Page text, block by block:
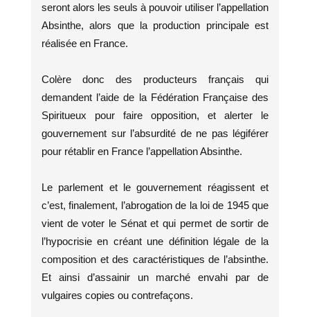
seront alors les seuls à pouvoir utiliser l’appellation
Absinthe, alors que la production principale est
réalisée en France.
Colère donc des producteurs français qui
demandent l’aide de la Fédération Française des
Spiritueux pour faire opposition, et alerter le
gouvernement sur l’absurdité de ne pas légiférer
pour rétablir en France l’appellation Absinthe.
Le parlement et le gouvernement réagissent et
c’est, finalement, l’abrogation de la loi de 1945 que
vient de voter le Sénat et qui permet de sortir de
l’hypocrisie en créant une définition légale de la
composition et des caractéristiques de l’absinthe.
Et ainsi d’assainir un marché envahi par de
vulgaires copies ou contrefaçons.